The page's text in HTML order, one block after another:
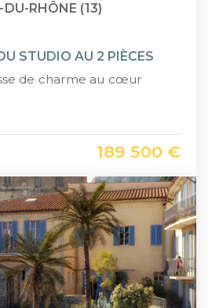
RHÔNE (13)
STUDIO AU 2 PIÈCES
de charme au cœur
189 500 €